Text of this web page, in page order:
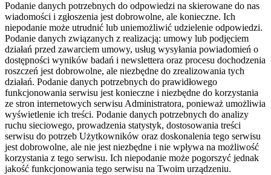
Podanie danych potrzebnych do odpowiedzi na skierowane do nas
wiadomości i zgłoszenia jest dobrowolne, ale konieczne. Ich
niepodanie może utrudnić lub uniemożliwić udzielenie odpowiedzi.
Podanie danych związanych z realizacją: umowy lub podjęciem
działań przed zawarciem umowy, usług wysyłania powiadomień o
dostępności wyników badań i newslettera oraz procesu dochodzenia
roszczeń jest dobrowolne, ale niezbędne do zrealizowania tych
działań. Podanie danych potrzebnych do prawidłowego
funkcjonowania serwisu jest konieczne i niezbędne do korzystania
ze stron internetowych serwisu Administratora, ponieważ umożliwia
wyświetlenie ich treści. Podanie danych potrzebnych do analizy
ruchu sieciowego, prowadzenia statystyk, dostosowania treści
serwisu do potrzeb Użytkowników oraz doskonalenia tego serwisu
jest dobrowolne, ale nie jest niezbędne i nie wpływa na możliwość
korzystania z tego serwisu. Ich niepodanie może pogorszyć jednak
jakość funkcjonowania tego serwisu na Twoim urządzeniu.